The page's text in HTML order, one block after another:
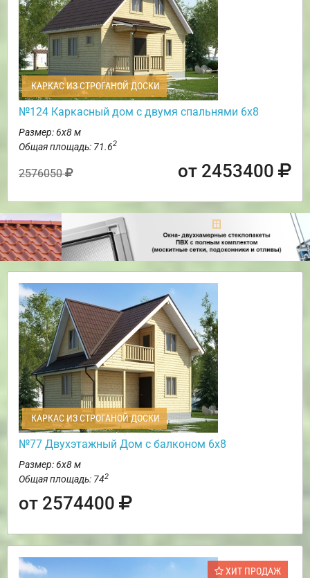
КАРКАС ИЗ СТРОГАНОЙ ДОСКИ
№124 Каркасный дом с двумя спальнями 6х8
Размер: 6х8 м
Общая площадь: 71.62
2576050 от 2453400
КАРКАС ИЗ СТРОГАНОЙ ДОСКИ
№77 Двухэтажный Дом с балконом 6х8
Размер: 6х8 м
Общая площадь: 742
от 2574400
ХИТ ПРОДАЖ